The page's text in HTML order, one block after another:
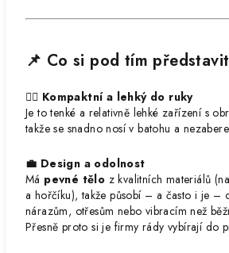
📌 Co si pod tím
🏃‍♂️ Kompaktní a lehký do ruky
Je to tenké a relativně lehké zařízení s
takže se snadno nosí v batohu a
💼 Design a odolnost
Má pevné tělo z kvalitních materiálů
a hořčíku), takže působí – a často i je –
nárazům, otřesům nebo vibracím než
Přesně proto si je firmy rády vybírají do